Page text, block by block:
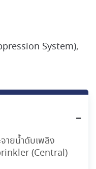
System),
ายน้ำดับเพลิง
(Central)